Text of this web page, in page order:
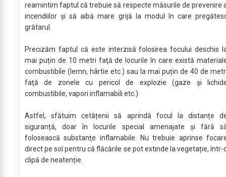
reamintim faptul că trebuie să respecte măsurile de prevenire
incendiilor și să aibă mare grijă la modul în care
grătarul.
Precizăm faptul că este interzisă folosirea focului deschis
mai puțin de 10 metri faţă de locurile în care există
combustibile (lemn, hârtie etc.) sau la mai puțin de 40 de
faţă de zonele cu pericol de explozie (gaze şi
combustibile, vapori inflamabili etc.)
Astfel, sfătuim cetățenii să aprindă focul la distanțe
siguranță, doar în locurile special amenajate și fără
folosească substanţe inflamabile. Nu trebuie aprinse
direct pe sol pentru că flăcările se pot extinde la vegetație, într-
clipă de neatenție.